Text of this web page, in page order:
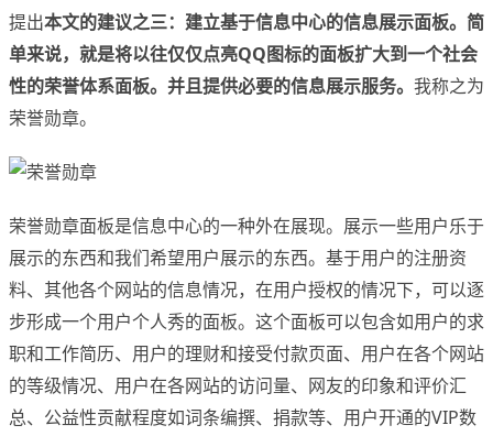
提出本文的建议之三：建立基于信息中心的信息展示面板。简
单来说，就是将以往仅仅点亮QQ图标的面板扩大到一个社会
性的荣誉体系面板。并且提供必要的信息展示服务。 我称之为
荣誉勋章。
荣誉勋章面板是信息中心的一种外在展现。展示一些用户乐于
展示的东西和我们希望用户展示的东西。基于用户的注册资
料、其他各个网站的信息情况，在用户授权的情况下，可以逐
步形成一个用户个人秀的面板。这个面板可以包含如用户的求
职和工作简历、用户的理财和接受付款页面、用户在各个网站
的等级情况、用户在各网站的访问量、网友的印象和评价汇
总、公益性贡献程度如词条编撰、捐款等、用户开通的VIP数